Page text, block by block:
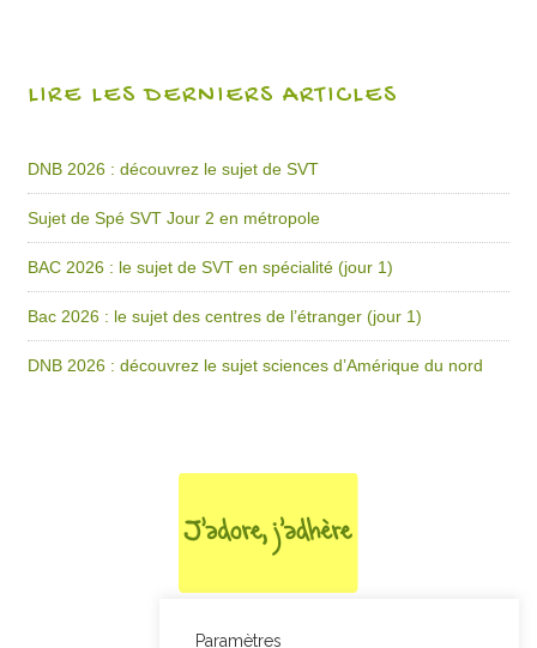
LIRE LES DERNIERS ARTICLES
DNB 2026 : découvrez le sujet de SVT
Sujet de Spé SVT Jour 2 en métropole
BAC 2026 : le sujet de SVT en spécialité (jour 1)
Bac 2026 : le sujet des centres de l’étranger (jour 1)
DNB 2026 : découvrez le sujet sciences d’Amérique du nord
Paramètres